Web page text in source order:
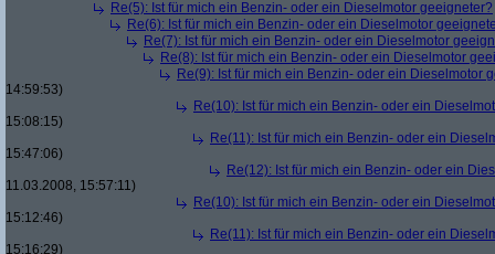
Re(5): Ist für mich ein Benzin- oder ein Dieselmotor geeigneter?
Re(6): Ist für mich ein Benzin- oder ein Dieselmotor
Re(7): Ist für mich ein Benzin- oder ein Dieselmotor
Re(8): Ist für mich ein Benzin- oder ein Dieselmotor
Re(9): Ist für mich ein Benzin- oder ein Dieselmotor
14:59:53)
Re(10): Ist für mich ein Benzin- oder ein
15:08:15)
Re(11): Ist für mich ein Benzin- oder ein
15:47:06)
Re(12): Ist für mich ein Benzin- oder ein
11.03.2008, 15:57:11)
Re(10): Ist für mich ein Benzin- oder ein
15:12:46)
Re(11): Ist für mich ein Benzin- oder ein
15:16:29)